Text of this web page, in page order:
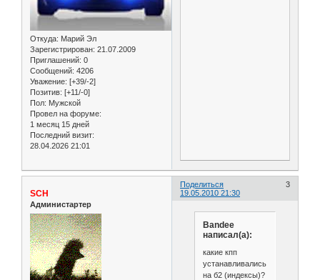
Откуда: Марий Эл
Зарегистрирован: 21.07.2009
Приглашений: 0
Сообщений: 4206
Уважение: [+39/-2]
Позитив: [+11/-0]
Пол: Мужской
Провел на форуме:
1 месяц 15 дней
Последний визит:
28.04.2026 21:01
Поделиться
3
19.05.2010 21:30
SCH
Администартер
Bandee
написал(а):
какие кпп
устанавливались
на б2 (индексы)?